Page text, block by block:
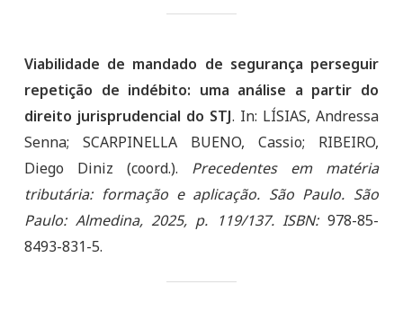
Viabilidade de mandado de segurança perseguir
repetição de indébito: uma análise a partir do
direito jurisprudencial do STJ. In: LÍSIAS, Andressa
Senna; SCARPINELLA BUENO, Cassio; RIBEIRO,
Diego Diniz (coord.). Precedentes em matéria
tributária: formação e aplicação. São Paulo. São
Paulo: Almedina, 2025, p. 119/137. ISBN: 978-85-
8493-831-5.